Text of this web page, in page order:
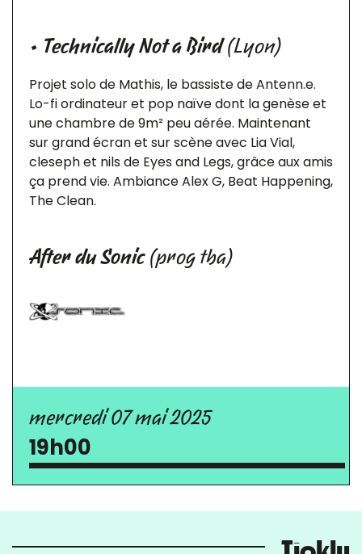
• Technically Not a Bird(Lyon)
Projet solo de Mathis, le bassiste de Antenn.e.
Lo-fi ordinateur et pop naïve dont la genèse et
une chambre de 9m² peu aérée. Maintenant
sur grand écran et sur scène avec Lia Vial,
cleseph et nils de Eyes and Legs, grâce aux amis
ça prend vie. Ambiance Alex G, Beat Happening,
The Clean.
After du Sonic (prog tba)
mercredi 07 mai 2025
19h00